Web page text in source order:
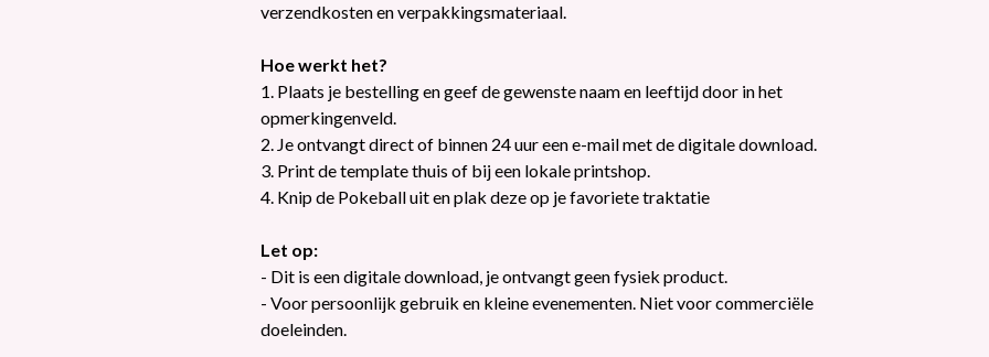
verzendkosten en verpakkingsmateriaal.
Hoe werkt het?
1. Plaats je bestelling en geef de gewenste naam en leeftijd door in het
opmerkingenveld.
2. Je ontvangt direct of binnen 24 uur een e-mail met de digitale download.
3. Print de template thuis of bij een lokale printshop.
4. Knip de Pokeball uit en plak deze op je favoriete traktatie
Let op:
- Dit is een digitale download, je ontvangt geen fysiek product.
- Voor persoonlijk gebruik en kleine evenementen. Niet voor commerciële
doeleinden.